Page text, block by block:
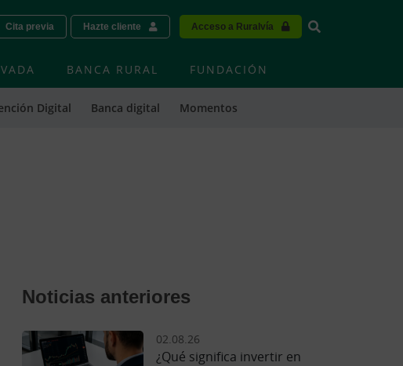
Cita previa Hazte cliente Acceso a Ruralvía Vinculo -
Digital Banca digital Momentos
BANCA RURAL FUNDACIÓN
Noticias anteriores
02.08.26
¿Qué significa invertir en